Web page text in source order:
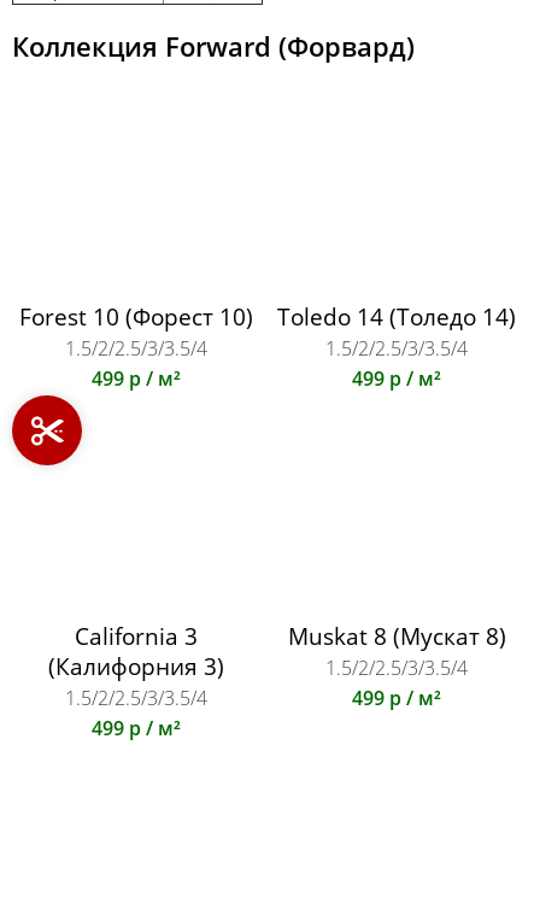
Коллекция Forward (Форвард)
Forest 10 (Форест 10)
1.5/2/2.5/3/3.5/4
499 р / м²
Toledo 14 (Толедо 14)
1.5/2/2.5/3/3.5/4
499 р / м²
California 3
(Калифорния 3)
1.5/2/2.5/3/3.5/4
499 р / м²
Muskat 8 (Мускат 8)
1.5/2/2.5/3/3.5/4
499 р / м²